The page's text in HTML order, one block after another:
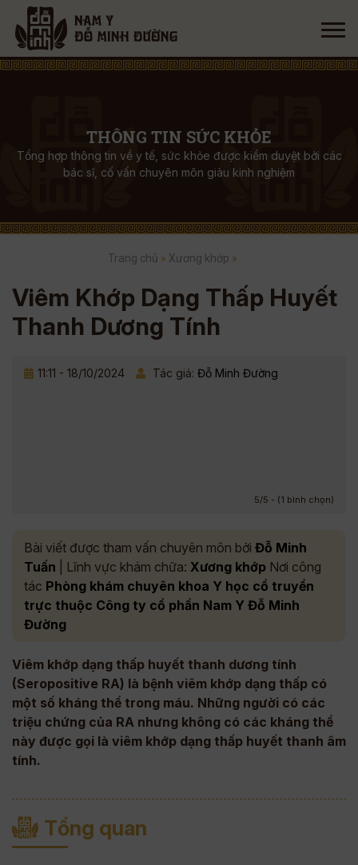
THÔNG TIN SỨC KHỎE
Tổng hợp thông tin về y tế, sức khỏe được kiểm duyệt bởi các
bác sĩ, cố vấn chuyên môn giàu kinh nghiệm
Trang chủ » Xương khớp »
Viêm Khớp Dạng Thấp Huyết
Thanh Dương Tính
11:11 - 18/10/2024 Tác giả: Đỗ Minh Đường
5/5 - (1 bình chọn)
Bài viết được tham vấn chuyên môn bởi Đỗ Minh
Tuấn | Lĩnh vực khám chữa: Xương khớp Nơi công
tác Phòng khám chuyên khoa Y học cổ truyền
trực thuộc Công ty cổ phần Nam Y Đỗ Minh
Đường
Viêm khớp dạng thấp huyết thanh dương tính
(Seropositive RA) là bệnh viêm khớp dạng thấp có
một số kháng thể trong máu. Những người có các
triệu chứng của RA nhưng không có các kháng thể
này được gọi là viêm khớp dạng thấp huyết thanh âm
tính.
Tổng quan